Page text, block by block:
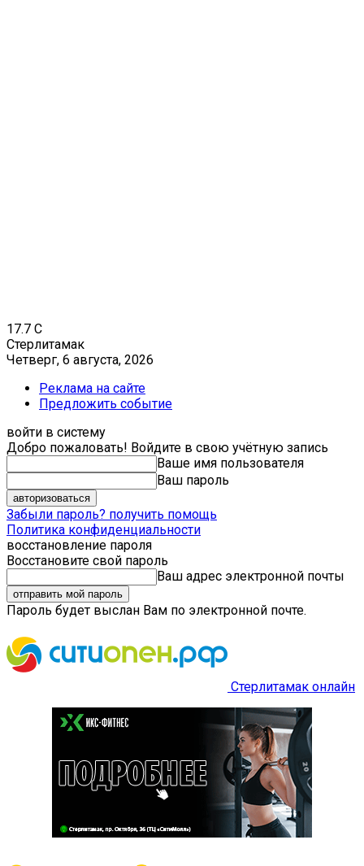
17.7 C
Стерлитамак
Четверг, 6 августа, 2026
Реклама на сайте
Предложить событие
войти в систему
Добро пожаловать! Войдите в свою учётную запись
Ваше имя пользователя
Ваш пароль
Забыли пароль? получить помощь
Политика конфиденциальности
восстановление пароля
Восстановите свой пароль
Ваш адрес электронной почты
Пароль будет выслан Вам по электронной почте.
Стерлитамак онлайн